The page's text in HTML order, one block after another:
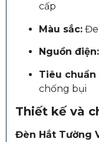
cấp
Màu sắc:
Nguồn điện:
Tiêu chuẩn
chống bụi
Thiết kế và
Đèn Hắt Tường